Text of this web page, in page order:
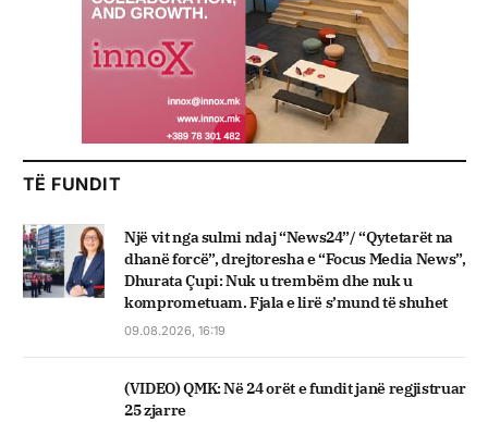
TË FUNDIT
Një vit nga sulmi ndaj “News24”/ “Qytetarët na
dhanë forcë”, drejtoresha e “Focus Media News”,
Dhurata Çupi: Nuk u trembëm dhe nuk u
komprometuam. Fjala e lirë s’mund të shuhet
09.08.2026, 16:19
(VIDEO) QMK: Në 24 orët e fundit janë regjistruar
25 zjarre